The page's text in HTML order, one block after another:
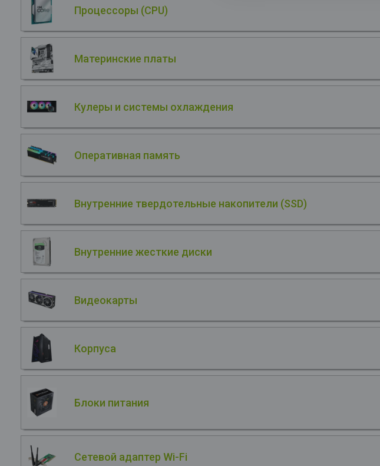
Процессоры (CPU)
Материнские платы
Кулеры и системы охлаждения
Оперативная память
Внутренние твердотельные накопители (SSD)
Внутренние жесткие диски
Видеокарты
Корпуса
Блоки питания
Сетевой адаптер Wi-Fi